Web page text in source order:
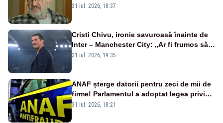
sportiv – AUDIO
31 iul. 2026, 18:37
Cristi Chivu, ironie savuroasă înainte de
Inter – Manchester City: „Ar fi frumos să
mai cumpărați și de la noi”
31 iul. 2026, 19:35
ANAF șterge datorii pentru zeci de mii de
firme! Parlamentul a adoptat legea privind
amnistia fiscală
31 iul. 2026, 18:21